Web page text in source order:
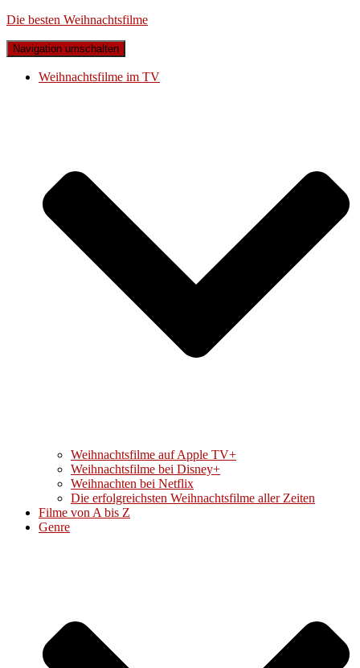
Die besten Weihnachtsfilme
Navigation umschalten
Weihnachtsfilme im TV
Weihnachtsfilme auf Apple TV+
Weihnachtsfilme bei Disney+
Weihnachten bei Netflix
Die erfolgreichsten Weihnachtsfilme aller Zeiten
Filme von A bis Z
Genre